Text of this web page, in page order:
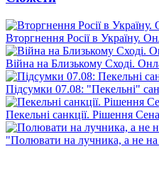
Вторгнення Росії в Україну.
Війна на Близькому Сході.
Підсумки 07.08: "Пекельні"
Пекельні санкції. Рішення
"Полювати на лучника, а не на